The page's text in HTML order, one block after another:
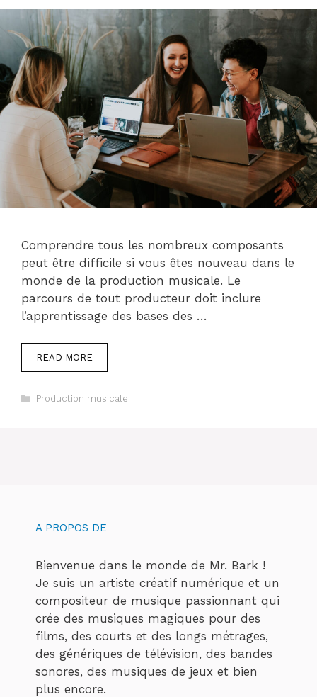
Comprendre tous les nombreux composants
peut être difficile si vous êtes nouveau dans le
monde de la production musicale. Le
parcours de tout producteur doit inclure
l’apprentissage des bases des …
READ MORE
Categories
Production musicale
A PROPOS DE
Bienvenue dans le monde de Mr. Bark !
Je suis un artiste créatif numérique et un
compositeur de musique passionnant qui
crée des musiques magiques pour des
films, des courts et des longs métrages,
des génériques de télévision, des bandes
sonores, des musiques de jeux et bien
plus encore.